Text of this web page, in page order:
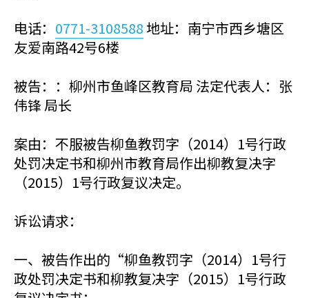
电话： 0771-3108588 地址：南宁市西乡塘区
友爱南路42号6楼
被告：：柳州市鱼峰区教育局 法定代表人：张
伟锋 局长
案由：不服被告柳鱼教罚字（2014）1号行政
处罚决定书和柳州市教育局作出柳教复决字
（2015）1号行政复议决定。
诉讼请求：
一、被告作出的“柳鱼教罚字（2014）1号行
政处罚决定书和柳教复决字（2015）1号行政